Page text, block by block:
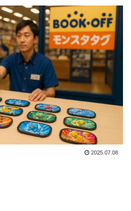
2025.07.08